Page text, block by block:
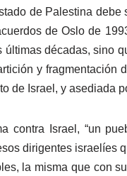
de Palestina
de Oslo de
décadas,
y
de Israel, y asediada
contra Israel, “un
dirigentes
la misma que con